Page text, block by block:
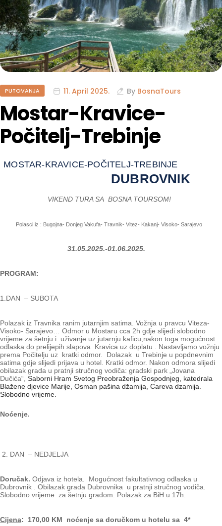
PUTOVANJA 11. April 2025. By BosnaTours
Mostar-Kravice-
Počitelj-Trebinje
MOSTAR-KRAVICE-POČITELJ-TREBINJE
DUBROVNIK
VIKEND TURA SA BOSNA TOURSOM!
Polasci iz : Bugojna- Donjeg Vakufa- Travnik- Vitez- Kakanj- Visoko- Sarajevo
31.05.2025.-01.06.2025.
PROGRAM:
1.DAN – SUBOTA
Polazak iz Travnika ranim jutarnjim satima. Vožnja u pravcu Viteza-
Visoko- Sarajevo… Odmor u Mostaru cca 2h gdje slijedi slobodno
vrijeme za šetnju i uživanje uz jutarnju kaficu,nakon toga mogućnost
odlaska do prelijepih slapova Kravica uz doplatu . Nastavljamo vožnju
prema Počitelju uz kratki odmor. Dolazak u Trebinje u popdnevnim
satima gdje slijedi prijava u hotel. Kratki odmor. Nakon odmora slijedi
obilazak grada u pratnji stručnog vodiča: gradski park „Jovana
Dučića“, Saborni Hram Svetog Preobraženja Gospodnjeg, katedrala
Blažene djevice Marije, Osman pašina džamija, Careva dzamija.
Slobodno vrijeme.
Noćenje.
2. DAN – NEDJELJA
Doručak. Odjava iz hotela. Mogućnost fakultativnog odlaska u
Dubrovnik . Obilazak grada Dubrovnika u pratnji stručnog vodiča.
Slobodno vrijeme za šetnju gradom. Polazak za BiH u 17h.
Cijena: 170,00 KM noćenje sa doručkom u hotelu sa 4*